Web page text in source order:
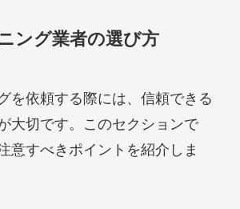
ング業者の選び方
を依頼する際には、信頼できる
大切です。このセクションで
意すべきポイントを紹介しま